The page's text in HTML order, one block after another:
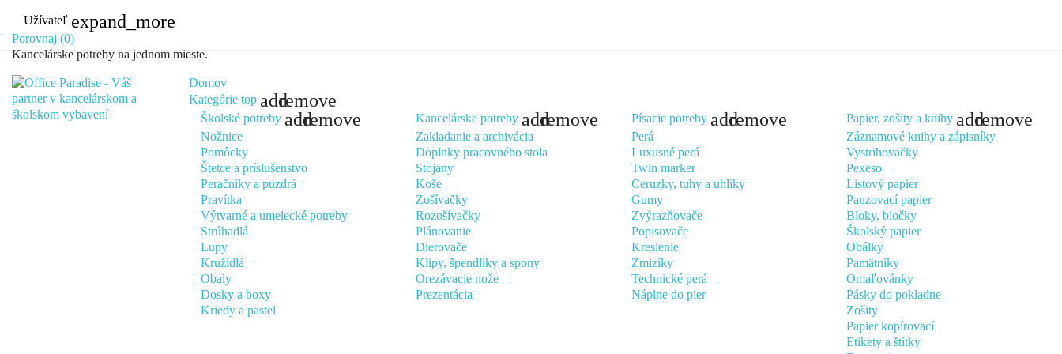
Užívateľ expand_more
Porovnaj (0)
Kancelárske potreby na jednom mieste.
Domov
Kategórie top addremove
Školské potreby addremove
Nožnice
Pomôcky
Štetce a príslušenstvo
Peračníky a puzdrá
Pravítka
Výtvarné a umelecké potreby
Strúhadlá
Lupy
Kružidlá
Obaly
Dosky a boxy
Kriedy a pastel
Kancelárske potreby addremove
Zakladanie a archivácia
Doplnky pracovného stola
Stojany
Koše
Zošívačky
Rozošívačky
Plánovanie
Dierovače
Klipy, špendlíky a spony
Orezávacie nože
Prezentácia
Písacie potreby addremove
Perá
Luxusné perá
Twin marker
Ceruzky, tuhy a uhlíky
Gumy
Zvýrazňovače
Popisovače
Kreslenie
Zmizíky
Technické perá
Náplne do pier
Papier, zošity a knihy addremove
Záznamové knihy a zápisníky
Vystrihovačky
Pexeso
Listový papier
Pauzovací papier
Bloky, bločky
Školský papier
Obálky
Pamätníky
Omaľovánky
Pásky do pokladne
Zošity
Papier kopírovací
Etikety a štítky